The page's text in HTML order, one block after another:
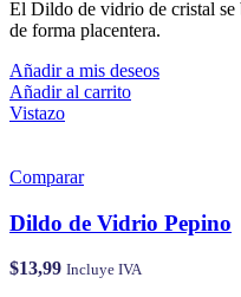
El Dildo de vidrio de cristal se
de forma placentera.
Añadir a mis deseos
Añadir al carrito
Vistazo
Comparar
Dildo de Vidrio Pepino
$13,99 Incluye IVA